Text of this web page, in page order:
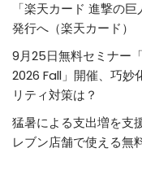
「楽天カード 進撃の
発行へ（楽天カード）
9月25日無料セミナー
2026 Fall」開催、巧妙
リティ対策は？
猛暑による支出増を支
レブン店舗で使える無